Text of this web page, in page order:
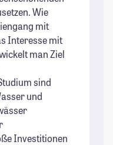
Wie
mit
Interesse mit
man Ziel
sind
und
Investitionen